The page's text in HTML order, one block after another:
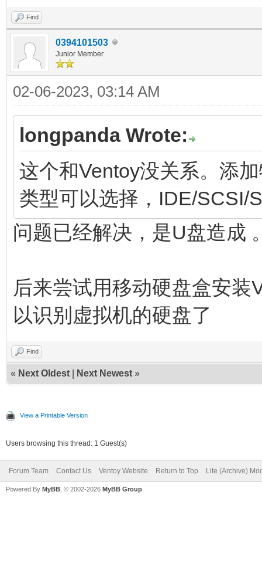
Find
0394101503
Junior Member
02-06-2023, 03:14 AM
longpanda Wrote:
这个和Ventoy没关系。添
类型可以选择，IDE/SCSI/
问题已经解决，是U盘造成
后来尝试用移动硬盘盒安
以识别虚拟机的硬盘了
Find
« Next Oldest Next Newest »
View a Printable Version
Users browsing this thread: 1 Guest(s)
Forum Team Contact Us Ventoy Website Return to Top Lite (Archive)
Powered By MyBB , © 2002-2026 MyBB Group